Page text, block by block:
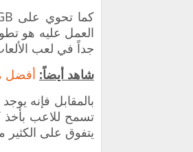
العمل عليه هو
جداً في لعب
شاهد أيضاً: ‏أفضل
بالمقابل فإنه
تسمح للاعب بأخذ
يتفوق على